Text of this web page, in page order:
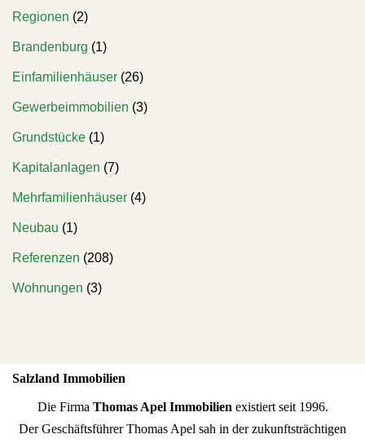
Regionen (2)
Brandenburg (1)
Einfamilienhäuser (26)
Gewerbeimmobilien (3)
Grundstücke (1)
Kapitalanlagen (7)
Mehrfamilienhäuser (4)
Neubau (1)
Referenzen (208)
Wohnungen (3)
Salzland Immobilien
Die Firma Thomas Apel Immobilien existiert seit 1996.
Der Geschäftsführer Thomas Apel sah in der zukunftsträchtigen